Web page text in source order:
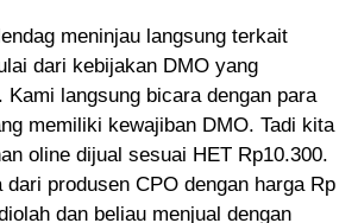
meninjau langsung terkait
dari kebijakan DMO yang
Kami langsung bicara dengan para
memiliki kewajiban DMO. Tadi kita
oline dijual sesuai HET Rp10.300.
dari produsen CPO dengan harga Rp
dan beliau menjual dengan